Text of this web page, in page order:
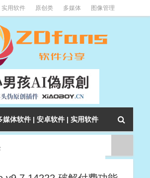
实用软件 原创类 多媒体 图像管理
媒体软件 | 安卓软件 | 实用软件